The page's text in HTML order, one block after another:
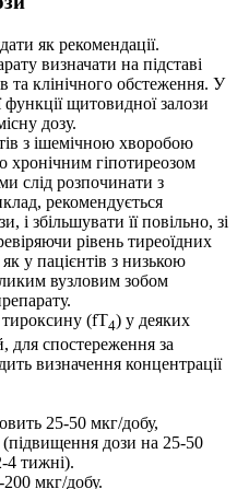
як рекомендації.
визначати на підставі
та клінічного обстеження. У
щитовидної залози
дозу.
з ішемічною хворобою
хронічним гіпотиреозом
слід розпочинати з
рекомендується
і збільшувати її повільно, зі
рівень тиреоїдних
у пацієнтів з низькою
вузловим зобом
тироксину (fТ4) у деяких
для спостереження за
визначення концентрації
25-50 мкг/добу,
дози на 25-50
4 тижні).
200 мкг/добу.